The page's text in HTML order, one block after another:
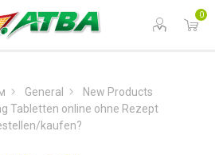
0
General
New Products
Tabletten online ohne Rezept
kaufen?